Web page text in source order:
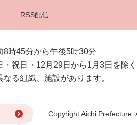
RSS配信
8時45分から午後5時30分
・祝日・12月29日から1月3日を除く
る組織、施設があります。
Copyright Aichi Prefecture.